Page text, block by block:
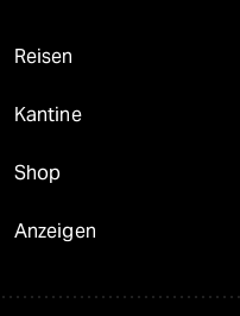
Reisen
Kantine
Shop
Anzeigen